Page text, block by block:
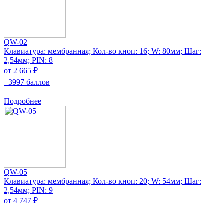
QW-02
Клавиатура: мембранная; Кол-во кноп: 16; W: 80мм; Шаг:
2,54мм; PIN: 8
от 2 665 ₽
+3997 баллов
Подробнее
QW-05
Клавиатура: мембранная; Кол-во кноп: 20; W: 54мм; Шаг:
2,54мм; PIN: 9
от 4 747 ₽